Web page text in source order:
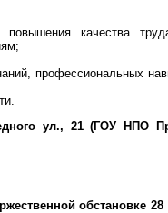
качества
профессиональных
ул., 21 (ГОУ НПО
обстановке